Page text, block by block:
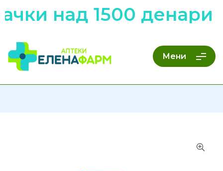
над 1500 денари
Мени